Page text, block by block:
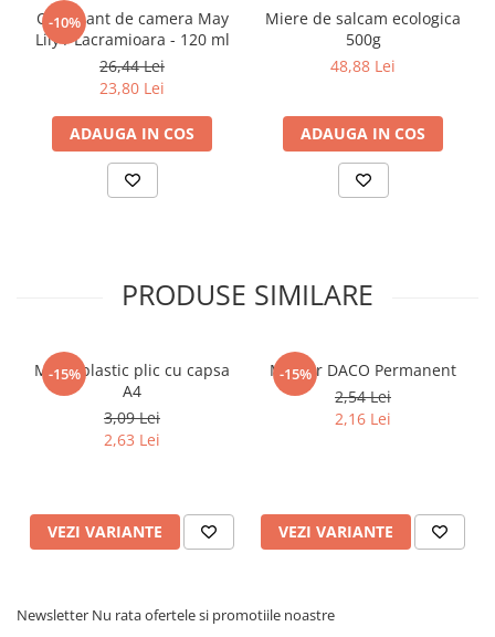
SF & Fantasy
Teatru
Teens Book Club
Umor
Birotica & Papetarie
Adezivi si benzi adezive
Hartie si Accesorii
Organizare si Arhivare
Seturi birotica
Articole scolare
Coperti, Mape, Etichete
Ghiozdane si Penare scolare
Seturi scolare
-10%
Odorizant de camera May
Lily / Lacramioara - 120 ml
26,44 Lei
23,80 Lei
ADAUGA IN COS
Miere de salcam ecologica
500g
48,88 Lei
ADAUGA IN COS
PRODUSE SIMILARE
-15%
Mapa plastic plic cu capsa
A4
3,09 Lei
2,63 Lei
VEZI VARIANTE
-15%
Marker DACO Permanent
2,54 Lei
2,16 Lei
VEZI VARIANTE
Newsletter Nu rata ofertele si promotiile noastre